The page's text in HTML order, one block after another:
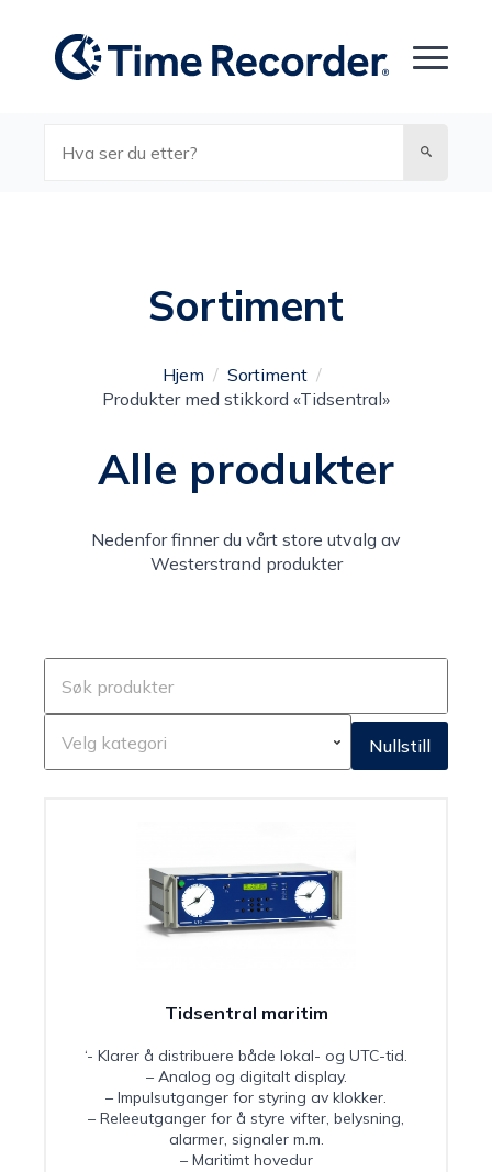
Sortiment
Hjem
Sortiment
Produkter med stikkord «Tidsentral»
Alle produkter
Nedenfor finner du vårt store utvalg av
Westerstrand produkter
Nullstill
Tidsentral maritim
‘- Klarer å distribuere både lokal- og UTC-tid.
– Analog og digitalt display.
– Impulsutganger for styring av klokker.
– Releeutganger for å styre vifter, belysning,
alarmer, signaler m.m.
– Maritimt hovedur